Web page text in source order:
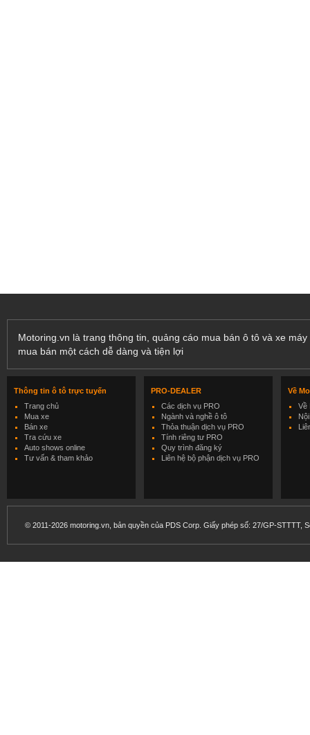
Motoring.vn là trang thông tin, quảng cáo mua bán ô tô và xe
mua bán một cách dễ dàng và tiện lợi
Thông tin ô tô trực tuyến
Trang chủ
Mua xe
Bán xe
Tra cứu xe
Auto shows online
Tư vấn & tham khảo
PRO-DEALER
Các dịch vụ PRO
Ngành và nghề ô tô
Thỏa thuận dịch vụ PRO
Tính riêng tư PRO
Quy trình đăng ký
Liên hệ bộ phận dịch vụ PRO
Về
Về
© 2011-2026 motoring.vn, bản quyền của PDS Corp. Giấy phép số: 27/GP-STTTT,